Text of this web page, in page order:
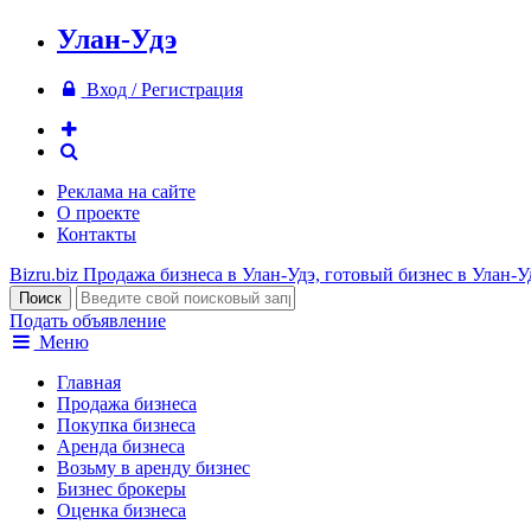
Улан-Удэ
Вход / Регистрация
Реклама на сайте
О проекте
Контакты
Bizru.biz Продажа бизнеса в Улан-Удэ, готовый бизнес в Улан-
Подать объявление
Меню
Главная
Продажа бизнеса
Покупка бизнеса
Аренда бизнеса
Возьму в аренду бизнес
Бизнес брокеры
Оценка бизнеса